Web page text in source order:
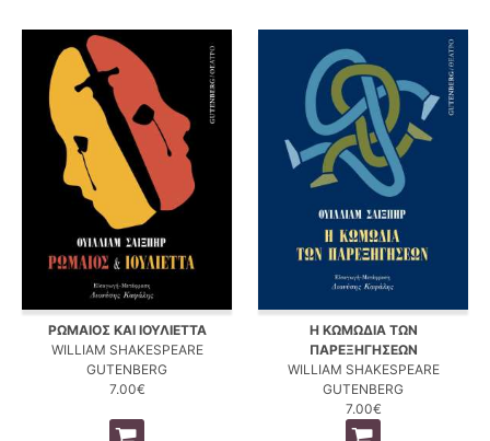
ΡΩΜΑΙΟΣ ΚΑΙ ΙΟΥΛΙΕΤΤΑ
WILLIAM SHAKESPEARE
GUTENBERG
7.00€
Η ΚΩΜΩΔΙΑ ΤΩΝ
ΠΑΡΕΞΗΓΗΣΕΩΝ
WILLIAM SHAKESPEARE
GUTENBERG
7.00€